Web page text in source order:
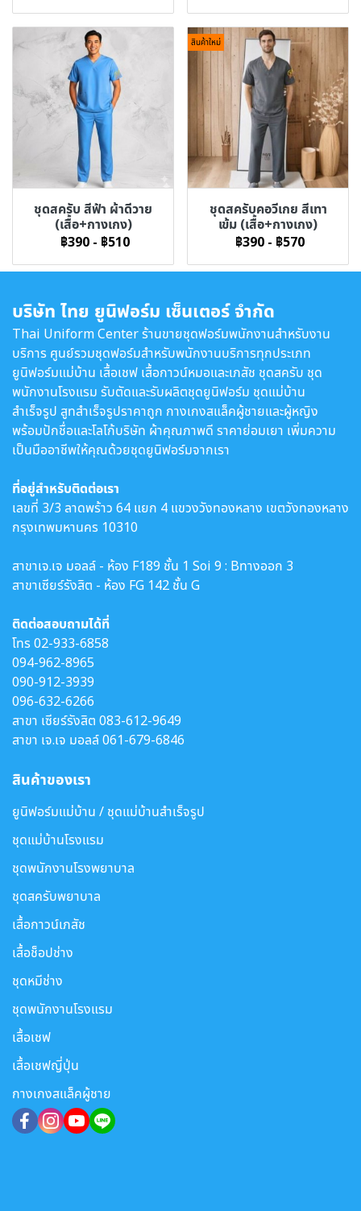
ชุดสครับ สีฟ้า ผ้าดีวาย
(เสื้อ+กางเกง)
฿390 - ฿510
สินค้าใหม่
ชุดสครับคอวีเกย สีเทา
เข้ม (เสื้อ+กางเกง)
฿390 - ฿570
บริษัท ไทย ยูนิฟอร์ม เซ็นเตอร์ จำกัด
Thai Uniform Center ร้านขายชุดฟอร์มพนักงานสำหรับงาน
บริการ ศูนย์รวมชุดฟอร์มสำหรับพนักงานบริการทุกประเภท
ยูนิฟอร์มแม่บ้าน เสื้อเชฟ เสื้อกาวน์หมอและเภสัช ชุดสครับ ชุด
พนักงานโรงแรม รับตัดและรับผลิตชุดยูนิฟอร์ม ชุดแม่บ้าน
สำเร็จรูป สูทสำเร็จรูปราคาถูก กางเกงสแล็คผู้ชายและผู้หญิง
พร้อมปักชื่อและโลโก้บริษัท ผ้าคุณภาพดี ราคาย่อมเยา เพิ่มความ
เป็นมืออาชีพให้คุณด้วยชุดยูนิฟอร์มจากเรา
ที่อยู่สำหรับติดต่อเรา
เลขที่ 3/3 ลาดพร้าว 64 แยก 4 แขวงวังทองหลาง เขตวังทองหลาง
กรุงเทพมหานคร 10310
สาขาเจ.เจ มอลล์ - ห้อง F189 ชั้น 1 Soi 9 : Bทางออก 3
สาขาเซียร์รังสิต - ห้อง FG 142 ชั้น G
ติดต่อสอบถามได้ที่
โทร02-933-6858
094-962-8965
090-912-3939
096-632-6266
สาขา เซียร์รังสิต 083-612-9649
สาขา เจ.เจ มอลล์061-679-6846
สินค้าของเรา
ยูนิฟอร์มแม่บ้าน / ชุดแม่บ้านสำเร็จรูป
ชุดแม่บ้านโรงแรม
ชุดพนักงานโรงพยาบาล
ชุดสครับพยาบาล
เสื้อกาวน์เภสัช
เสื้อช็อปช่าง
ชุดหมีช่าง
ชุดพนักงานโรงแรม
เสื้อเชฟ
เสื้อเชฟญี่ปุ่น
กางเกงสแล็คผู้ชาย